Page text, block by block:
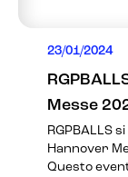
23/01/2024
Messe
RGPBALLS
Hannover
Questo